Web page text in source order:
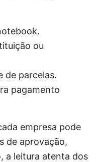
ou
de parcelas.
pagamento
empresa pode
de aprovação,
a leitura atenta dos